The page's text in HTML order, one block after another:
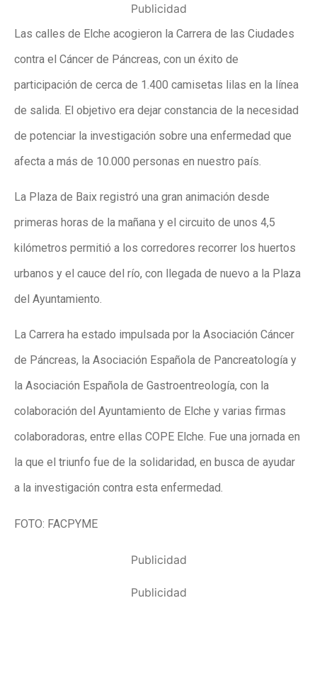
Publicidad
Las calles de Elche acogieron la Carrera de las Ciudades
contra el Cáncer de Páncreas, con un éxito de
participación de cerca de 1.400 camisetas lilas en la línea
de salida. El objetivo era dejar constancia de la necesidad
de potenciar la investigación sobre una enfermedad que
afecta a más de 10.000 personas en nuestro país.
La Plaza de Baix registró una gran animación desde
primeras horas de la mañana y el circuito de unos 4,5
kilómetros permitió a los corredores recorrer los huertos
urbanos y el cauce del río, con llegada de nuevo a la Plaza
del Ayuntamiento.
La Carrera ha estado impulsada por la Asociación Cáncer
de Páncreas, la Asociación Española de Pancreatología y
la Asociación Española de Gastroentreología, con la
colaboración del Ayuntamiento de Elche y varias firmas
colaboradoras, entre ellas COPE Elche. Fue una jornada en
la que el triunfo fue de la solidaridad, en busca de ayudar
a la investigación contra esta enfermedad.
FOTO: FACPYME
Publicidad
Publicidad